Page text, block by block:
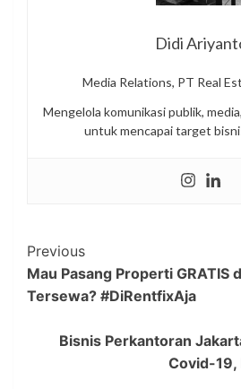
Didi
Media Relations, PT Real
Mengelola komunikasi publik,
untuk mencapai target
Post
Navigation
Previous
Mau Pasang Properti GRATIS
Tersewa? #DiRentfixAja
Bisnis Perkantoran
Covid-19,